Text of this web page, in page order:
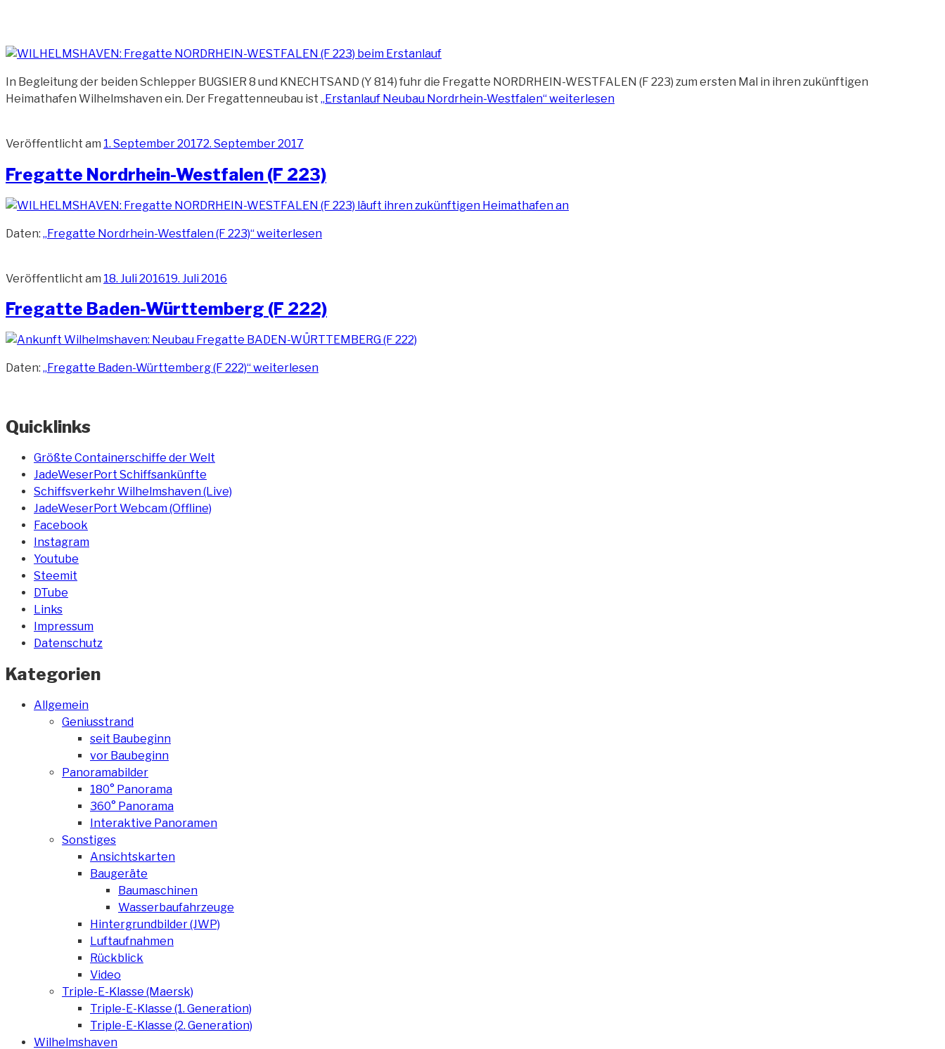
In Begleitung der beiden Schlepper BUGSIER 8 und KNECHTSAND (Y 814) fuhr die Fregatte NORDRHEIN-WESTFALEN (F 223) zum ersten Mal in ihren zukünftigen
Heimathafen Wilhelmshaven ein. Der Fregattenneubau ist „Erstanlauf Neubau Nordrhein-Westfalen“weiterlesen
Veröffentlicht am 1. September 20172. September 2017
Fregatte Nordrhein-Westfalen (F 223)
Daten: „Fregatte Nordrhein-Westfalen (F 223)“weiterlesen
Veröffentlicht am 18. Juli 201619. Juli 2016
Fregatte Baden-Württemberg (F 222)
Daten: „Fregatte Baden-Württemberg (F 222)“weiterlesen
Quicklinks
Größte Containerschiffe der Welt
JadeWeserPort Schiffsankünfte
Schiffsverkehr Wilhelmshaven (Live)
JadeWeserPort Webcam (Offline)
Facebook
Instagram
Youtube
Steemit
DTube
Links
Impressum
Datenschutz
Kategorien
Allgemein
Geniusstrand
seit Baubeginn
vor Baubeginn
Panoramabilder
180° Panorama
360° Panorama
Interaktive Panoramen
Sonstiges
Ansichtskarten
Baugeräte
Baumaschinen
Wasserbaufahrzeuge
Hintergrundbilder (JWP)
Luftaufnahmen
Rückblick
Video
Triple-E-Klasse (Maersk)
Triple-E-Klasse (1. Generation)
Triple-E-Klasse (2. Generation)
Wilhelmshaven